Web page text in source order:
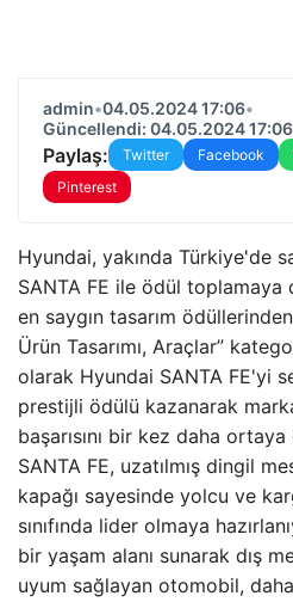
admin•04.05.2024 17:06•
Güncellendi: 04.05.2024 17:06
Paylaş: Twitter Facebook
Pinterest
Hyundai, yakında Türkiye'de
SANTA FE ile ödül toplamaya
en saygın tasarım
Ürün Tasarımı, Araçlar”
olarak Hyundai SANTA FE'yi
prestijli ödülü kazanarak
başarısını bir kez daha
SANTA FE, uzatılmış dingil
kapağı sayesinde yolcu ve
sınıfında lider olmaya
bir yaşam alanı sunarak dış
uyum sağlayan otomobil,